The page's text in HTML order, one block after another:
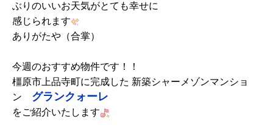
ぶりのいいお天気がとても幸せに
感じられます
ありがたや（合掌）
今週のおすすめ物件です！！
橿原市上品寺町に完成した 新築シャーメゾンマンショ
ン グランクォーレ
をご紹介いたします